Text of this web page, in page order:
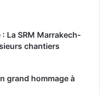
: La SRM Marrakech-
chantiers
grand hommage à